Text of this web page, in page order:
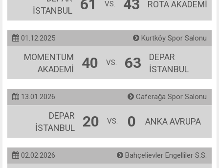
İSTANBUL
61 VS. 43 ROTA AKADEMİ
01.12.2025 Kurtköy Spor Salonu
MOMENTUM
AKADEMİ
40 VS. 63
DEPAR
İSTANBUL
13.01.2026 Caferağa Spor Salonu
DEPAR
İSTANBUL
20 VS. 0 ANKA AVRUPA
02.02.2026 Bahçelievler Engelliler S.S.